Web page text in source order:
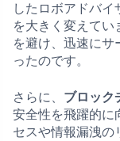
したロボアドバ
を大きく変えてい
を避け、迅速に
ったのです。
さらに、 ブロック
安全性を飛躍的に
セスや情報漏洩の